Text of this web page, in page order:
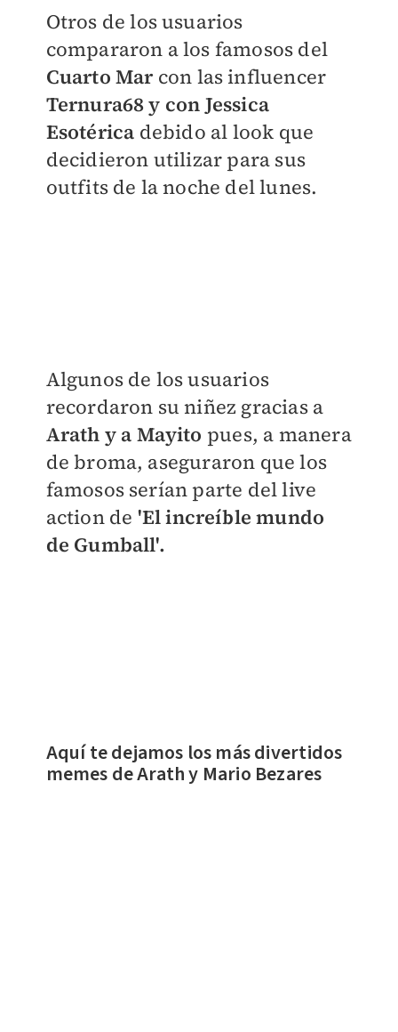
​Otros de los usuarios
compararon a los famosos del
Cuarto Marcon las influencer
Ternura68 y con Jessica
Esotérica debido al look que
decidieron utilizar para sus
outfits de la noche del lunes.
​Algunos de los usuarios
recordaron su niñez gracias a
Arath y a Mayito pues, a manera
de broma, aseguraron que los
famosos serían parte del live
action de 'El increíble mundo
de Gumball'.
Aquí te dejamos los más divertidos
memes de Arath y Mario Bezares